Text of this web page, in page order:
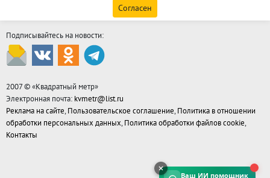
Согласен
Подписывайтесь на новости:
2007 © «Квадратный метр»
Электронная почта: kvmetr@list.ru
Реклама на сайте, Пользовательское соглашение, Политика в отношении
обработки персональных данных, Политика обработки файлов cookie,
Контакты
Ваш ИИ помощник